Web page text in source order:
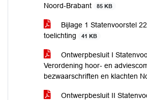
Noord-Brabant
85 KB
Bijlage 1 Statenvoorstel
toelichting
41 KB
Ontwerpbesluit I
Verordening hoor- en
bezwaarschriften en klachten
Ontwerpbesluit II